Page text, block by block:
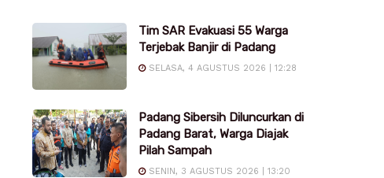
Tim SAR Evakuasi 55 Warga
Terjebak Banjir di Padang
SELASA, 4 AGUSTUS 2026 | 12:28
Padang Sibersih Diluncurkan di
Padang Barat, Warga Diajak
Pilah Sampah
SENIN, 3 AGUSTUS 2026 | 13:20